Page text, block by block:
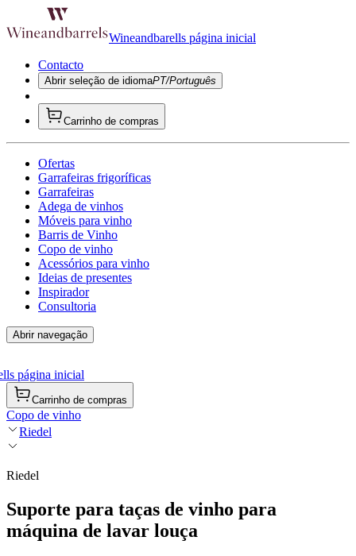
Wineandbarells página inicial
Contacto
Abrir seleção de idiomaPT/Português
Carrinho de compras
Ofertas
Garrafeiras frigoríficas
Garrafeiras
Adega de vinhos
Móveis para vinho
Barris de Vinho
Copo de vinho
Acessórios para vinho
Ideias de presentes
Inspirador
Consultoria
Abrir navegação
página inicial
Carrinho de compras
Copo de vinho
Riedel
Riedel
Suporte para taças de vinho para
máquina de lavar louça